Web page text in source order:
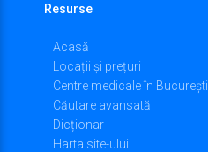
Resurse
Acasă
Locații și prețuri
Centre medicale în București
Căutare avansată
Dicționar
Harta site-ului